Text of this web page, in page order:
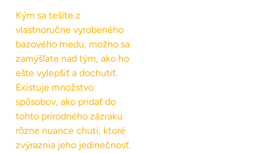
Kým sa tešíte z
vlastnoručne vyrobeného
bazového medu, možno sa
zamýšľate nad tým, ako ho
ešte vylepšiť a dochutiť.
Existuje množstvo
spôsobov, ako pridať do
tohto prírodného zázraku
rôzne nuance chutí, ktoré
zvýraznia jeho jedinečnosť.